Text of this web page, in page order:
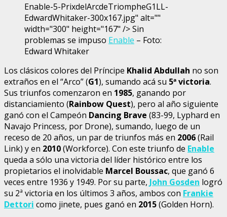
Enable-5-PrixdelArcdeTriompheG1LL-
EdwardWhitaker-300x167.jpg" alt=""
width="300" height="167" /> Sin
problemas se impuso Enable – Foto:
Edward Whitaker
Los clásicos colores del Príncipe Khalid Abdullah no son
extraños en el “Arco” (G1), sumando acá su 5ª victoria.
Sus triunfos comenzaron en 1985, ganando por
distanciamiento (Rainbow Quest), pero al año siguiente
ganó con el Campeón Dancing Brave (83-99, Lyphard en
Navajo Princess, por Drone), sumando, luego de un
receso de 20 años, un par de triunfos más en 2006(Rail
Link) y en 2010(Workforce). Con este triunfo de Enable
queda a sólo una victoria del líder histórico entre los
propietarios el inolvidable Marcel Boussac, que ganó 6
veces entre 1936 y 1949. Por su parte, John Gosden logró
su 2ª victoria en los últimos 3 años, ambos con Frankie
Dettori como jinete, pues ganó en 2015(Golden Horn).